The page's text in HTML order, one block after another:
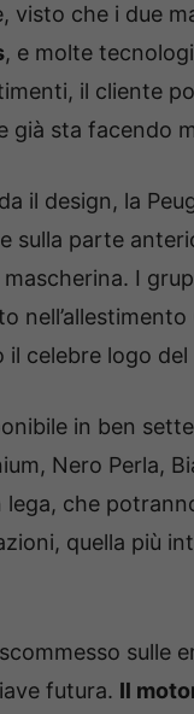
visto che i due
, e molte
il cliente
già sta facendo
il design, la
sulla parte
I
il celebre logo
in ben
Nero Perla,
che
quella più
sulle
futura. Il